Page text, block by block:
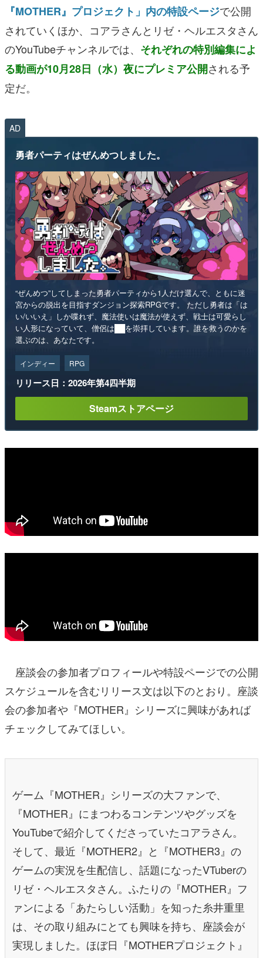
『MOTHER』プロジェクト」内の特設ページで公開
されていくほか、コアラさんとリゼ・ヘルエスタさん
のYouTubeチャンネルでは、 それぞれの特別編集によ
る動画が10月28日（水）夜にプレミア公開される予
定だ。
AD
勇者パーティはぜんめつしました。
“ぜんめつ”してしまった勇者パーティから1人だけ選んで、ともに迷
宮からの脱出を目指すダンジョン探索RPGです。 ただし勇者は「は
い/いいえ」しか喋れず、魔法使いは魔法が使えず、戦士は可愛らし
い人形になっていて、僧侶は██を崇拝しています。誰を救うのかを
選ぶのは、あなたです。
インディー RPG
リリース日：2026年第4四半期
Steamストアページ
座談会の参加者プロフィールや特設ページでの公開
スケジュールを含むリリース文は以下のとおり。座談
会の参加者や『MOTHER』シリーズに興味があれば
チェックしてみてほしい。
ゲーム『MOTHER』シリーズの大ファンで、
『MOTHER』にまつわるコンテンツやグッズを
YouTubeで紹介してくださっていたコアラさん。
そして、最近『MOTHER2』と『MOTHER3』の
ゲームの実況を生配信し、話題になったVTuberの
リゼ・ヘルエスタさん。ふたりの『MOTHER』フ
ァンによる「あたらしい活動」を知った糸井重里
は、その取り組みにとても興味を持ち、座談会が
実現しました。ほぼ日『MOTHERプロジェクト』